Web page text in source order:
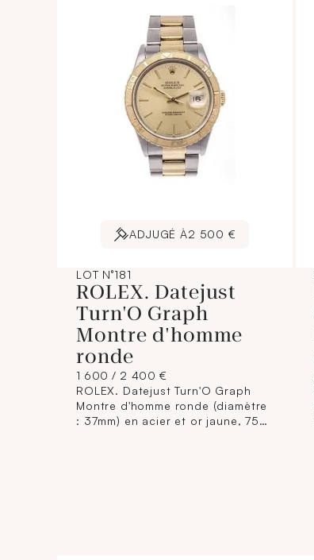
ADJUGÉ À2 500 €
LOT N°181
ROLEX. Datejust
Turn'O Graph
Montre d'homme
ronde
1 600 / 2 400 €
ROLEX. Datejust Turn'O Graph
Montre d'homme ronde (diamètre
: 37mm) en acier et or jaune, 750